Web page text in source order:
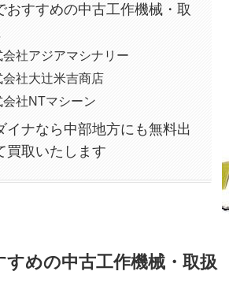
おすすめの中古工作機械・取
会社アジアマシナリー
会社大辻米吉商店
会社NTマシーン
イナなら中部地方にも無料出
買取いたします
すめの中古工作機械・取扱